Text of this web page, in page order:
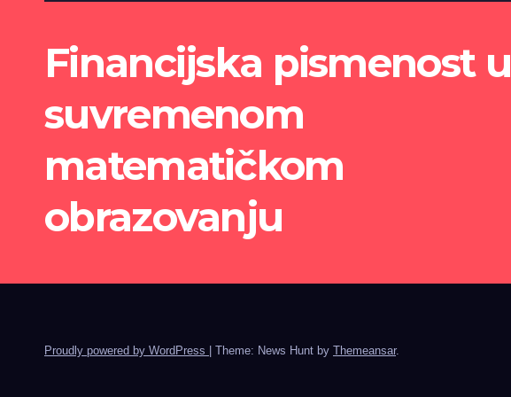
Financijska pismenost u
suvremenom
matematičkom
obrazovanju
Proudly powered by WordPress | Theme: News Hunt by Themeansar.